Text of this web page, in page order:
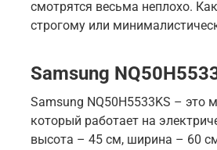
смотрятся весьма неплохо.
строгому или
Samsung
Samsung NQ50H5533KS –
который работает на
высота – 45 см, ширина – 60